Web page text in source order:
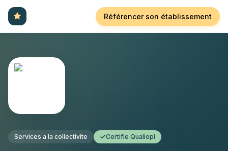
Référencer son établissement
Services a la collectivite Certifie Qualiopi